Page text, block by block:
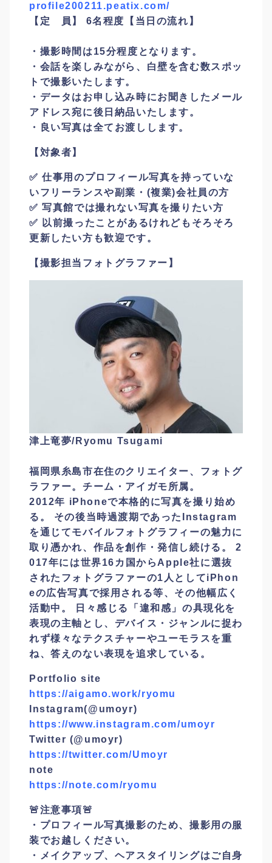
profile200211.peatix.com/
【定 員】 6名程度
【当日の流れ】
・撮影時間は15分程度となります。
・会話を楽しみながら、白壁を含む数スポッ
トで撮影いたします。
・データはお申し込み時にお聞きしたメール
アドレス宛に後日納品いたします。
・良い写真は全てお渡しします。
【対象者】
✅ 仕事用のプロフィール写真を持っていな
いフリーランスや副業・(複業)会社員の方
✅ 写真館では撮れない写真を撮りたい方
✅ 以前撮ったことがあるけれどもそろそろ
更新したい方も歓迎です。
【撮影担当フォトグラファー】
津上竜夢/Ryomu Tsugami
福岡県糸島市在住のクリエイター、フォトグ
ラファー。チーム・アイガモ所属。
2012年 iPhoneで本格的に写真を撮り始め
る。 その後当時過渡期であったInstagram
を通じてモバイルフォトグラフィーの魅力に
取り憑かれ、作品を創作・発信し続ける。 2
017年には世界16カ国からApple社に選抜
されたフォトグラファーの1人としてiPhon
eの広告写真で採用される等、その他幅広く
活動中。 日々感じる「違和感」の具現化を
表現の主軸とし、デバイス・ジャンルに捉わ
れず様々なテクスチャーやユーモラスを重
ね、答えのない表現を追求している。
Portfolio site
https://aigamo.work/ryomu
Instagram(@umoyr)
https://www.instagram.com/umoyr
Twitter (@umoyr)
https://twitter.com/Umoyr
note
https://note.com/ryomu
🚨注意事項🚨
・プロフィール写真撮影のため、撮影用の服
装でお越しください。
・メイクアップ、ヘアスタイリングはご自身